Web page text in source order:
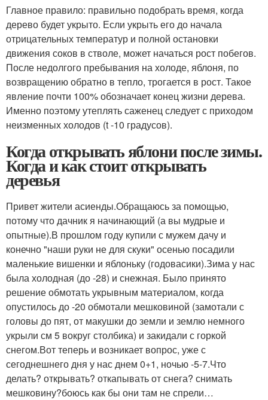
Главное правило: правильно подобрать время, когда
дерево будет укрыто. Если укрыть его до начала
отрицательных температур и полной остановки
движения соков в стволе, может начаться рост побегов.
После недолгого пребывания на холоде, яблоня, по
возвращению обратно в тепло, трогается в рост. Такое
явление почти 100% обозначает конец жизни дерева.
Именно поэтому утеплять саженец следует с приходом
неизменных холодов (t -10 градусов).
Когда открывать яблони после зимы.
Когда и как стоит открывать
деревья
Привет жители асиенды.Обращаюсь за помощью,
потому что дачник я начинающий (а вы мудрые и
опытные).В прошлом году купили с мужем дачу и
конечно "наши руки не для скуки" осенью посадили
маленькие вишенки и яблоньку (годовасики).Зима у нас
была холодная (до -28) и снежная. Было принято
решение обмотать укрывным материалом, когда
опустилось до -20 обмотали мешковиной (замотали с
головы до пят, от макушки до земли и землю немного
укрыли см 5 вокруг столбика) и закидали с горкой
снегом.Вот теперь и возникает вопрос, уже с
сегоднешнего дня у нас днем 0+1, ночью -5-7.Что
делать? открывать? откапывать от снега? снимать
мешковину?боюсь как бы они там не спрели…